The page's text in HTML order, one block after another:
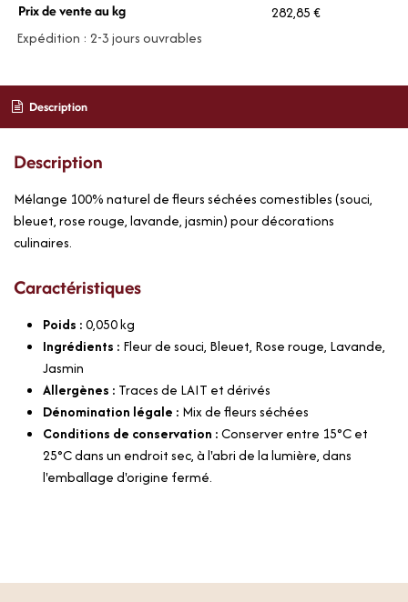
Prix de vente au kg
282,85 €
Expédition : 2-3 jours ouvrables
Description
Description
Mélange 100% naturel de fleurs séchées comestibles (souci,
bleuet, rose rouge, lavande, jasmin) pour décorations
culinaires.
Caractéristiques
Poids :0,050kg
Ingrédients : Fleur de souci, Bleuet, Rose rouge, Lavande,
Jasmin
Allergènes : Traces de LAIT et dérivés
Dénomination légale : Mix de fleurs séchées
Conditions de conservation :Conserver entre 15°C et
25°C dans un endroit sec, à l'abri de la lumière, dans
l'emballage d'origine fermé.